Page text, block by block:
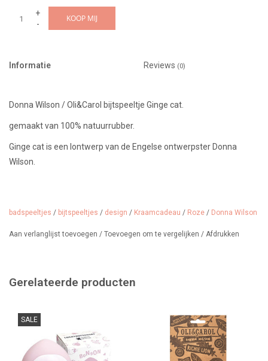
+
-
KOOP MIJ
Informatie Reviews (0)
Donna Wilson / Oli&Carol bijtspeeltje Ginge cat.
gemaakt van 100% natuurrubber.
Ginge cat is een lontwerp van de Engelse ontwerpster Donna
Wilson.
badspeeltjes / bijtspeeltjes / design / Kraamcadeau / Roze / Donna Wilson
Aan verlanglijst toevoegen / Toevoegen om te vergelijken / Afdrukken
Gerelateerde producten
SALE